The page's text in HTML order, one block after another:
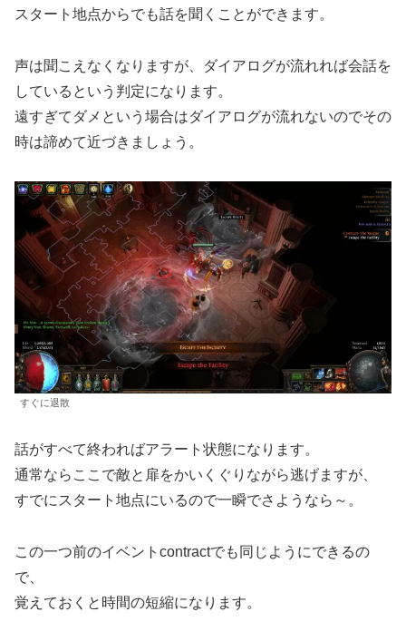
スタート地点からでも話を聞くことができます。
声は聞こえなくなりますが、ダイアログが流れれば会話を
しているという判定になります。
遠すぎてダメという場合はダイアログが流れないのでその
時は諦めて近づきましょう。
すぐに退散
話がすべて終わればアラート状態になります。
通常ならここで敵と扉をかいくぐりながら逃げますが、
すでにスタート地点にいるので一瞬でさようなら～。
この一つ前のイベントcontractでも同じようにできるの
で、
覚えておくと時間の短縮になります。